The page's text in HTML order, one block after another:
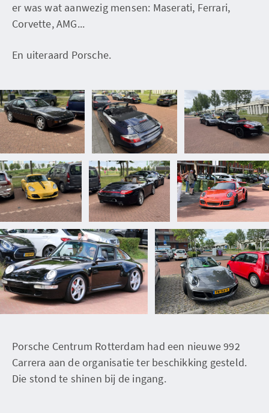
er was wat aanwezig mensen: Maserati, Ferrari,
Corvette, AMG...
En uiteraard Porsche.
Porsche Centrum Rotterdam had een nieuwe 992
Carrera aan de organisatie ter beschikking gesteld.
Die stond te shinen bij de ingang.